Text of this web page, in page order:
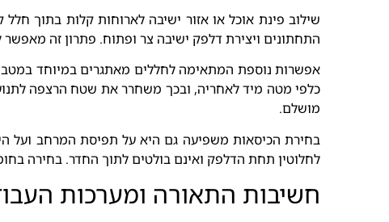
שילוב פינת אוכל או אזור ישיבה לארוחות קלות בתוך
התחתונים ויצירת דלפק ישיבה צר ופתוח. פתרון זה
אפשרות נוספת המתאימה לחללים מאתגרים במיוחד
כלפי מטה מיד לאחריה, ובכך משחרר את שטח הרצפה
מושלם.
בחירת הכיסאות משפיעה גם היא על תפיסת המרחב ועל
לחלוטין תחת הדלפק ואינם בולטים לתוך החדר. בחירה
חשיבות התאורה ומערכות